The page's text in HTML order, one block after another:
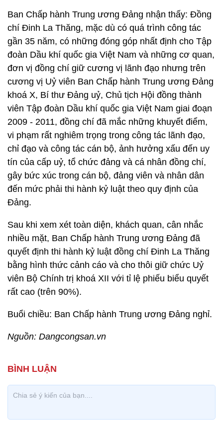
Ban Chấp hành Trung ương Đảng nhận thấy: Đồng
chí Đinh La Thăng, mặc dù có quá trình công tác
gần 35 năm, có những đóng góp nhất định cho Tập
đoàn Dầu khí quốc gia Việt Nam và những cơ quan,
đơn vị đồng chí giữ cương vị lãnh đạo nhưng trên
cương vị Uỷ viên Ban Chấp hành Trung ương Đảng
khoá X, Bí thư Đảng uỷ, Chủ tịch Hội đồng thành
viên Tập đoàn Dầu khí quốc gia Việt Nam giai đoạn
2009 - 2011, đồng chí đã mắc những khuyết điểm,
vi phạm rất nghiêm trọng trong công tác lãnh đạo,
chỉ đạo và công tác cán bộ, ảnh hưởng xấu đến uy
tín của cấp uỷ, tổ chức đảng và cá nhân đồng chí,
gây bức xúc trong cán bộ, đảng viên và nhân dân
đến mức phải thi hành kỷ luật theo quy định của
Đảng.
Sau khi xem xét toàn diện, khách quan, cân nhắc
nhiều mặt, Ban Chấp hành Trung ương Đảng đã
quyết định thi hành kỷ luật đồng chí Đinh La Thăng
bằng hình thức cảnh cáo và cho thôi giữ chức Uỷ
viên Bộ Chính trị khoá XII với tỉ lệ phiếu biểu quyết
rất cao (trên 90%).
Buổi chiều: Ban Chấp hành Trung ương Đảng nghỉ.
Nguồn: Dangcongsan.vn